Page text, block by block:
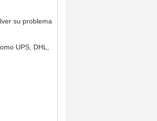
su problema
UPS, DHL,